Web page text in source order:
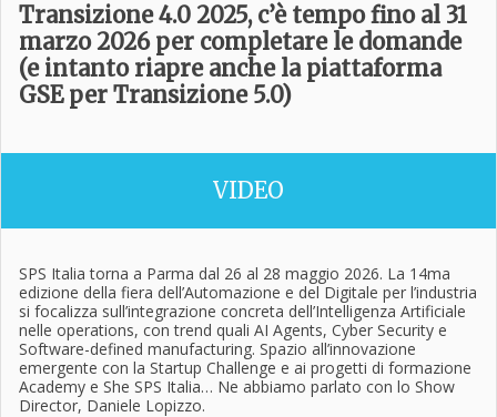
Transizione 4.0 2025, c’è tempo fino al 31
marzo 2026 per completare le domande
(e intanto riapre anche la piattaforma
GSE per Transizione 5.0)
VIDEO
SPS Italia torna a Parma dal 26 al 28 maggio 2026. La 14ma
edizione della fiera dell’Automazione e del Digitale per l’industria
si focalizza sull’integrazione concreta dell’Intelligenza Artificiale
nelle operations, con trend quali AI Agents, Cyber Security e
Software-defined manufacturing. Spazio all’innovazione
emergente con la Startup Challenge e ai progetti di formazione
Academy e She SPS Italia… Ne abbiamo parlato con lo Show
Director, Daniele Lopizzo.